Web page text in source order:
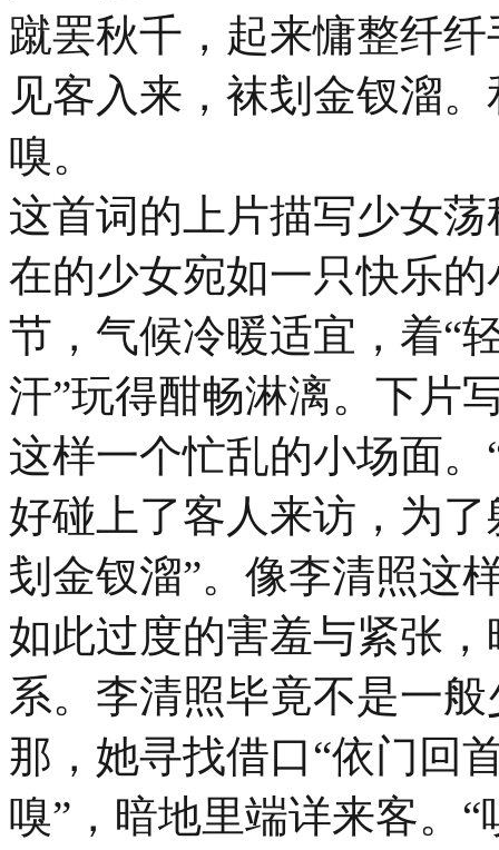
蹴罢秋千，起来慵整纤
见客入来，袜刬金钗溜
嗅。
这首词的上片描写少女
在的少女宛如一只快乐
节，气候冷暖适宜，着“
汗”玩得酣畅淋漓。下片
这样一个忙乱的小场面
好碰上了客人来访，为
刬金钗溜”。像李清照这
如此过度的害羞与紧张
系。李清照毕竟不是一
那，她寻找借口“依门回
嗅”，暗地里端详来客。